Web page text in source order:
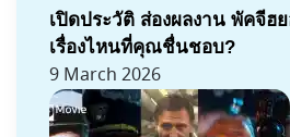
เปิดประวัติ ส่องผลงาน พัคจีฮ
เรื่องไหนที่คุณชื่นชอบ?
9 March 2026